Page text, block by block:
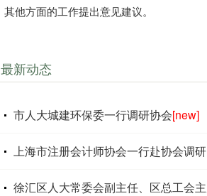
其他方面的工作提出意见建议。
最新动态
市人大城建环保委一行调研协会[new]
上海市注册会计师协会一行赴协会调研
徐汇区人大常委会副主任、区总工会